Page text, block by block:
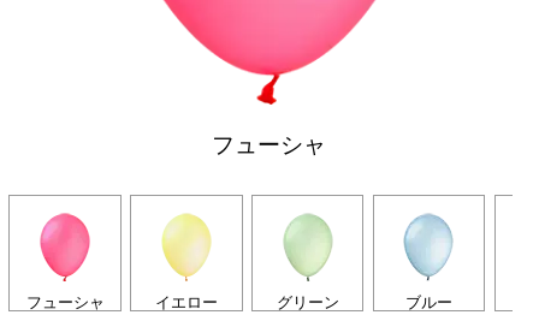
フューシャ
フューシャ イエロー グリーン ブルー